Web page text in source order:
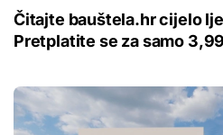
Čitajte bauštela.hr cijelo
Pretplatite se za samo